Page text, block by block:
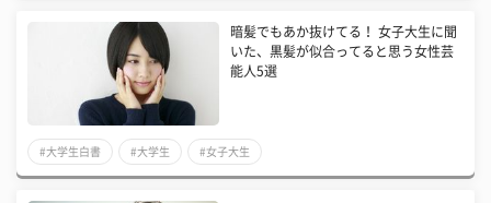
暗髪でもあか抜けてる！ 女子大生に聞
いた、黒髪が似合ってると思う女性芸
能人5選
#大学生白書 #大学生 #女子大生